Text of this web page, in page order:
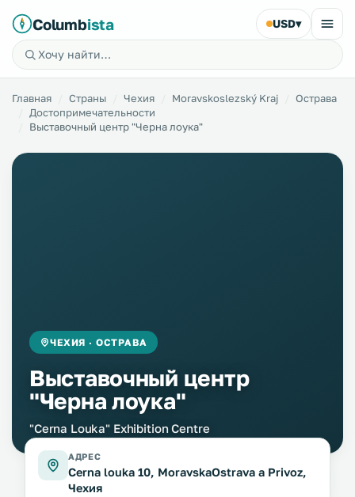
Columbista USD▾
Главная Страны Чехия Moravskoslezský Kraj
Острава
Достопримечательности
Выставочный центр "Черна лоука"
ЧЕХИЯ · ОСТРАВА
Выставочный центр
"Черна лоука"
"Cerna Louka" Exhibition Centre
АДРЕС
Cerna louka 10, MoravskaOstrava a Privoz,
Чехия